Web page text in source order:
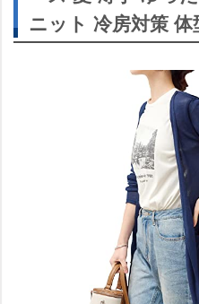
ニット 冷房対策